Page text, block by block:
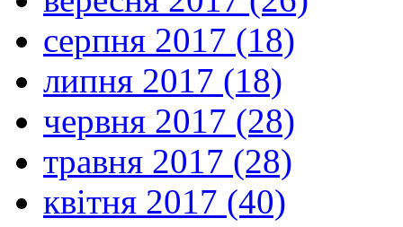
серпня 2017 (18)
липня 2017 (18)
червня 2017 (28)
травня 2017 (28)
квітня 2017 (40)